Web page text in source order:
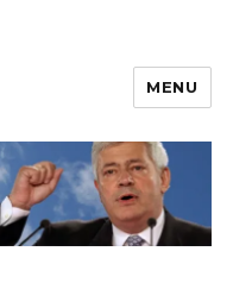
MENU